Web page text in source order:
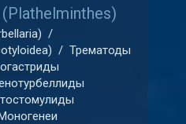
/
/ Трематоды